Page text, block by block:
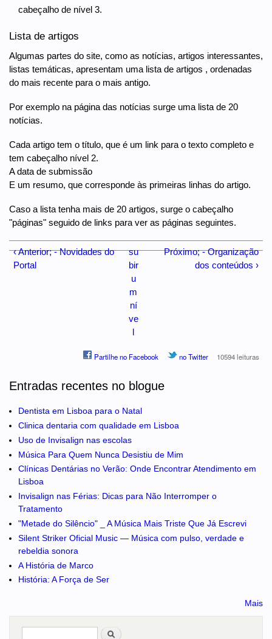
cabeçalho de nível 3.
Lista de artigos
Algumas partes do site, como as notícias, artigos interessantes,
listas temáticas, apresentam uma lista de artigos , ordenadas
do mais recente para o mais antigo.
Por exemplo na página das notícias surge uma lista de 20
notícias.
Cada artigo tem o título, que é um link para o texto completo e
tem cabeçalho nível 2.
A data de submissão
E um resumo, que corresponde às primeiras linhas do artigo.
Caso a lista tenha mais de 20 artigos, surge o cabeçalho
"páginas" seguido de links para ver as páginas seguintes.
‹ Anterior; - Novidades do
Portal
su
bir
u
m
ní
ve
l
Próximo; - Organização
dos conteúdos ›
Partilhe no Facebook no Twitter 10594 leituras
Entradas recentes no blogue
Dentista em Lisboa para o Natal
Clinica dentaria com qualidade em Lisboa
Uso de Invisalign nas escolas
Música Para Quem Nunca Desistiu de Mim
Clínicas Dentárias no Verão: Onde Encontrar Atendimento em
Lisboa
Invisalign nas Férias: Dicas para Não Interromper o
Tratamento
"Metade do Silêncio" _ A Música Mais Triste Que Já Escrevi
Silent Striker Oficial Music — Música com pulso, verdade e
rebeldia sonora
A História de Marco
História: A Força de Ser
Mais
Pesquisar